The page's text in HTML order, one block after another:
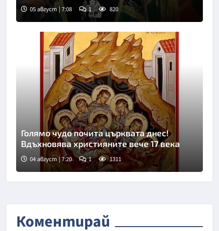
05 август | 7:08 1 820
Голямо чудо почита църквата днес!
Вдъхновява християните вече 17 века
04 август | 7:20 1 1311
Коментирай